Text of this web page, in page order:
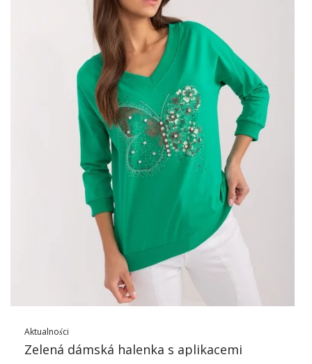
Béžová dámská ležérní halenka s
3/4 rukávem je zárukou kvality
Béžová dámská ležérní halenka s 3/4 rukávy dostupná na
webových stránkách velkoobchodu šatů je vyrobena z vysoce
kvalitních materiálů, díky nimž je nejen elegantní, ale také
odolná. Tento výrobek se vyznačuje promyšleným střihem,
který zaručuje dokonalé přizpůsobení postavě.
Halenky z velkoobchodu – vyberte
si pohodlí a styl
Béžová dámská ležérní halenka s 3/4 rukávy je produkt, který
kombinuje pohodlí při nošení s módním vzhledem. Díky ní se
každá žena bude cítit sebevědomě a elegantně, …
Aktualności
Zelená dámská halenka s aplikacemi